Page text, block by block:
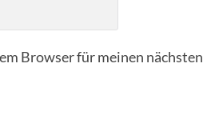
Browser für meinen nächsten